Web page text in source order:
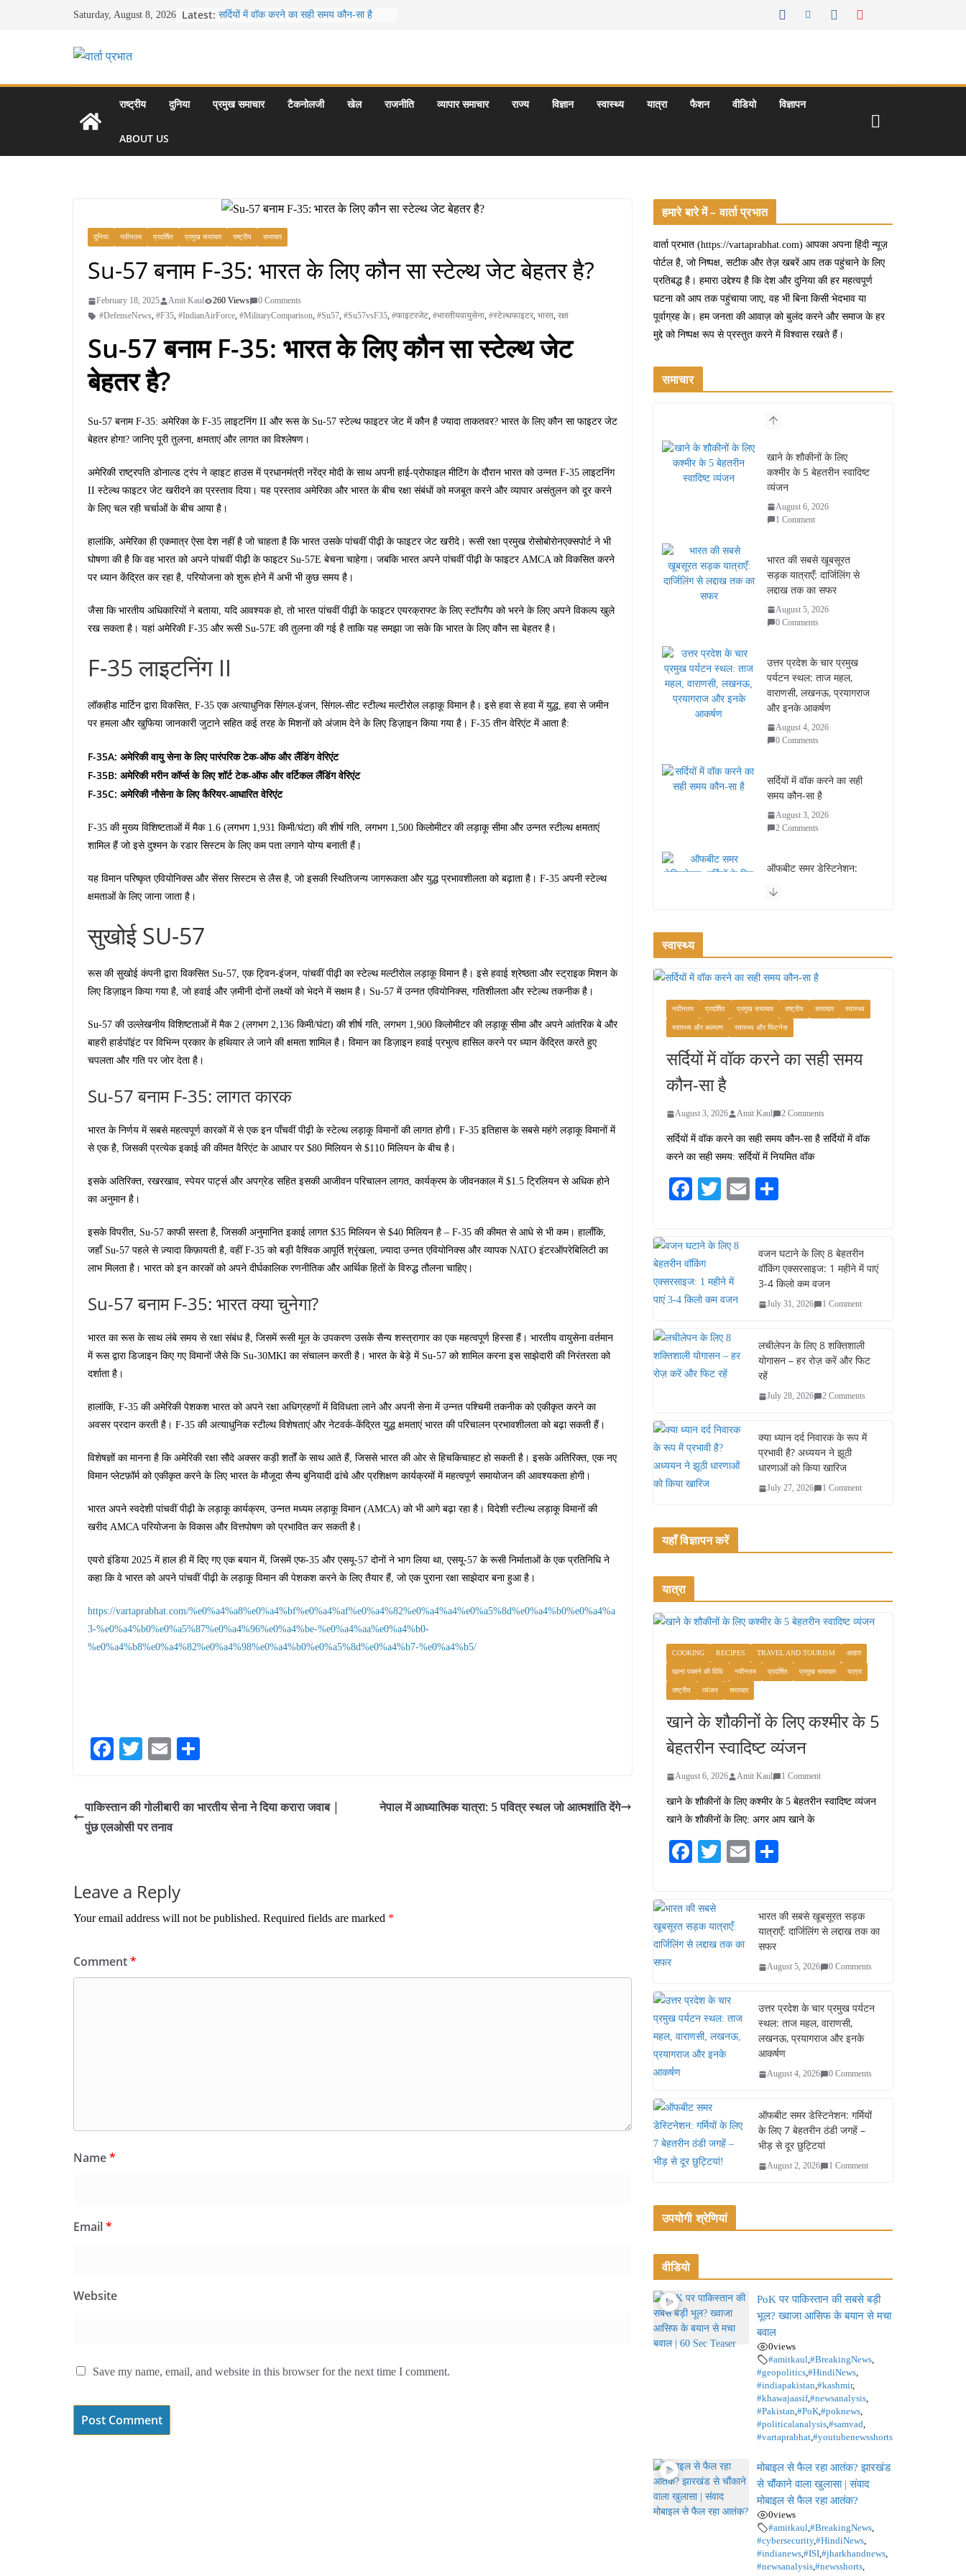
Saturday, August 8, 2026 Latest: सर्दियों में वॉक करने का सही समय कौन-सा है
भारत की सबसे खूबसूरत सड़क यात्राएँ: दार्जिलिंग
से लद्दाख तक का सफर
राष्ट्रीय दुनिया प्रमुख समाचार टैकनोलजी खेल राजनीति व्यापार समाचार राज्य विज्ञान स्वास्थ्य यात्रा फैशन वीडियो विज्ञापन
ABOUT US
दुनिया नवीनतम प्रदर्शित प्रमुख समाचार राष्ट्रीय समाचार
Su-57 बनाम F-35: भारत के लिए कौन सा स्टेल्थ जेट बेहतर है?
February 18, 2025 Amit Kaul 260 Views
0 Comments
#DefenseNews, #F35, #IndianAirForce, #MilitaryComparison, #Su57, #Su57vsF35, #फाइटरजेट, #भारतीयवायुसेना, #स्टेल्थफाइटर, भारत, रक्षा
Su-57 बनाम F-35: भारत के लिए कौन सा स्टेल्थ जेट
बेहतर है?
Su-57 बनाम F-35: अमेरिका के F-35 लाइटनिंग II और रूस के Su-57 स्टेल्थ फाइटर जेट में कौन है ज्यादा ताकतवर? भारत के लिए कौन सा फाइटर जेट
बेहतर होगा? जानिए पूरी तुलना, क्षमताएं और लागत का विश्लेषण।
अमेरिकी राष्ट्रपति डोनाल्ड ट्रंप ने व्हाइट हाउस में प्रधानमंत्री नरेंद्र मोदी के साथ अपनी हाई-प्रोफाइल मीटिंग के दौरान भारत को उन्नत F-35 लाइटनिंग
II स्टेल्थ फाइटर जेट खरीदने का प्रस्ताव दिया। यह प्रस्ताव अमेरिका और भारत के बीच रक्षा संबंधों को मजबूत करने और व्यापार असंतुलन को दूर करने
के लिए चल रही चर्चाओं के बीच आया है।
हालांकि, अमेरिका ही एकमात्र ऐसा देश नहीं है जो चाहता है कि भारत उसके पांचवीं पीढ़ी के फाइटर जेट खरीदे। रूसी रक्षा प्रमुख रोसोबोरोनएक्सपोर्ट ने भी
घोषणा की है कि वह भारत को अपने पांचवीं पीढ़ी के फाइटर Su-57E बेचना चाहेगा। जबकि भारत अपने पांचवीं पीढ़ी के फाइटर AMCA को विकसित करने
पर ध्यान केंद्रित कर रहा है, परियोजना को शुरू होने में अभी भी कुछ समय है।
जैसा कि भारतीय अधिकारियों ने बताया, यदि आवश्यक हो, तो भारत पांचवीं पीढ़ी के फाइटर एयरक्राफ्ट के लिए स्टॉपगैप को भरने के लिए अपने विकल्प खुले
रख सकता है। यहां अमेरिकी F-35 और रूसी Su-57E की तुलना की गई है ताकि यह समझा जा सके कि भारत के लिए कौन सा बेहतर है।
F-35 लाइटनिंग II
लॉकहीड मार्टिन द्वारा विकसित, F-35 एक अत्याधुनिक सिंगल-इंजन, सिंगल-सीट स्टील्थ मल्टीरोल लड़ाकू विमान है। इसे हवा से हवा में युद्ध, हवा से जमीन
पर हमला और खुफिया जानकारी जुटाने सहित कई तरह के मिशनों को अंजाम देने के लिए डिज़ाइन किया गया है। F-35 तीन वेरिएंट में आता है:
F-35A: अमेरिकी वायु सेना के लिए पारंपरिक टेक-ऑफ और लैंडिंग वेरिएंट
F-35B: अमेरिकी मरीन कॉर्प्स के लिए शॉर्ट टेक-ऑफ और वर्टिकल लैंडिंग वेरिएंट
F-35C: अमेरिकी नौसेना के लिए कैरियर-आधारित वेरिएंट
F-35 की मुख्य विशिष्टताओं में मैक 1.6 (लगभग 1,931 किमी/घंटा) की शीर्ष गति, लगभग 1,500 किलोमीटर की लड़ाकू सीमा और उन्नत स्टील्थ क्षमताएं
शामिल हैं जो इसे दुश्मन के रडार सिस्टम के लिए कम पता लगाने योग्य बनाती हैं।
यह विमान परिष्कृत एवियोनिक्स और सेंसर सिस्टम से लैस है, जो इसकी स्थितिजन्य जागरूकता और युद्ध प्रभावशीलता को बढ़ाता है। F-35 अपनी स्टेल्थ
क्षमताओं के लिए जाना जाता है।
सुखोई SU-57
रूस की सुखोई कंपनी द्वारा विकसित Su-57, एक ट्विन-इंजन, पांचवीं पीढ़ी का स्टेल्थ मल्टीरोल लड़ाकू विमान है। इसे हवाई श्रेष्ठता और स्ट्राइक मिशन के
लिए डिज़ाइन किया गया है, जो हवाई और ज़मीनी दोनों लक्ष्यों को भेदने में सक्षम है। Su-57 में उन्नत एवियोनिक्स, गतिशीलता और स्टेल्थ तकनीक है।
Su-57 की उल्लेखनीय विशिष्टताओं में मैक 2 (लगभग 2,136 किमी/घंटा) की शीर्ष गति, लगभग 1,900 किलोमीटर की लड़ाकू सीमा और अपने आंतरिक बे और
बाहरी हार्डपॉइंट पर विभिन्न प्रकार के हथियार ले जाने की क्षमता शामिल है। विमान का डिज़ाइन हवाई प्रभुत्व हासिल करने पर ध्यान केंद्रित करते हुए
चपलता और गति पर जोर देता है।
Su-57 बनाम F-35: लागत कारक
भारत के निर्णय में सबसे महत्वपूर्ण कारकों में से एक इन पाँचवीं पीढ़ी के स्टेल्थ लड़ाकू विमानों की लागत होगी। F-35 इतिहास के सबसे महंगे लड़ाकू विमानों में
से एक है, जिसकी प्रत्येक इकाई की कीमत वैरिएंट के आधार पर $80 मिलियन से $110 मिलियन के बीच है।
इसके अतिरिक्त, रखरखाव, स्पेयर पार्ट्स और अपग्रेड सहित इसकी आजीवन परिचालन लागत, कार्यक्रम के जीवनकाल में $1.5 ट्रिलियन से अधिक होने
का अनुमान है।
इसके विपरीत, Su-57 काफी सस्ता है, जिसकी अनुमानित इकाई लागत $35 मिलियन से $40 मिलियन है – F-35 की कीमत से आधे से भी कम। हालाँकि,
जहाँ Su-57 पहले से ज़्यादा किफ़ायती है, वहीं F-35 को बड़ी वैश्विक आपूर्ति श्रृंखला, ज़्यादा उन्नत एवियोनिक्स और व्यापक NATO इंटरऑपरेबिलिटी का
लाभ मिलता है। भारत को इन कारकों को अपने दीर्घकालिक रणनीतिक और आर्थिक हितों के विरुद्ध तौलना चाहिए।
Su-57 बनाम F-35: भारत क्या चुनेगा?
भारत का रूस के साथ लंबे समय से रक्षा संबंध है, जिसमें रूसी मूल के उपकरण उसके सैन्य शस्त्रागार का एक महत्वपूर्ण हिस्सा हैं। भारतीय वायुसेना वर्तमान
में रूस द्वारा डिजाइन किए गए विमानों जैसे कि Su-30MKI का संचालन करती है। भारत के बेड़े में Su-57 को शामिल करना इस साझेदारी की निरंतरता को
दर्शाता है।
हालांकि, F-35 की अमेरिकी पेशकश भारत को अपने रक्षा अधिग्रहणों में विविधता लाने और अपनी सेना में उन्नत पश्चिमी तकनीक को एकीकृत करने का
अवसर प्रदान करती है। F-35 की अत्याधुनिक स्टील्थ विशेषताएं और नेटवर्क-केंद्रित युद्ध क्षमताएं भारत की परिचालन प्रभावशीलता को बढ़ा सकती हैं।
विशेषज्ञों का मानना ​​है कि अमेरिकी रक्षा सौदे अक्सर कड़ी शर्तों के साथ आते हैं, जिससे भारत की ओर से हिचकिचाहट हो सकती है। इसके अतिरिक्त, एक नए
विमान प्लेटफ़ॉर्म को एकीकृत करने के लिए भारत के मौजूदा सैन्य बुनियादी ढांचे और प्रशिक्षण कार्यक्रमों में महत्वपूर्ण समायोजन की आवश्यकता होगी।
भारत अपने स्वदेशी पांचवीं पीढ़ी के लड़ाकू कार्यक्रम, उन्नत मध्यम लड़ाकू विमान (AMCA) को भी आगे बढ़ा रहा है। विदेशी स्टील्थ लड़ाकू विमानों की
खरीद AMCA परियोजना के विकास और वित्तपोषण को प्रभावित कर सकती है।
एयरो इंडिया 2025 में हाल ही में दिए गए एक बयान में, जिसमें एफ-35 और एसयू-57 दोनों ने भाग लिया था, एसयू-57 के रूसी निर्माताओं के एक प्रतिनिधि ने
कहा कि वे भारत को अपने पांचवीं पीढ़ी के लड़ाकू विमान की पेशकश करने के लिए तैयार हैं, जो एक पुराना रक्षा साझेदार बना हुआ है।
https://vartaprabhat.com/%e0%a4%a8%e0%a4%bf%e0%a4%af%e0%a4%82%e0%a4%a4%e0%a5%8d%e0%a4%b0%e0%a4%a
3-%e0%a4%b0%e0%a5%87%e0%a4%96%e0%a4%be-%e0%a4%aa%e0%a4%b0-
%e0%a4%b8%e0%a4%82%e0%a4%98%e0%a4%b0%e0%a5%8d%e0%a4%b7-%e0%a4%b5/
Fa
bo
ok
T
tte
r
E
ail
re
पाकिस्तान की गोलीबारी का भारतीय सेना ने दिया करारा जवाब |
पुंछ एलओसी पर तनाव
नेपाल में आध्यात्मिक यात्रा: 5 पवित्र स्थल जो आत्मशांति देंगे
Leave a Reply
Your email address will not be published. Required fields are marked *
Comment*
Name*
Email*
Website
Save my name, email, and website in this browser for the next time I comment.
हमारे बारे में – वार्ता प्रभात
वार्ता प्रभात (https://vartaprabhat.com) आपका अपना हिंदी न्यूज़
पोर्टल है, जो निष्पक्ष, सटीक और तेज़ खबरें आप तक पहुंचाने के लिए
प्रतिबद्ध है। हमारा उद्देश्य है कि देश और दुनिया की हर महत्वपूर्ण
घटना को आप तक पहुंचाया जाए, वह भी बिना किसी भेदभाव या
पूर्वाग्रह के। हम जनता की आवाज़ को बुलंद करने और समाज के हर
मुद्दे को निष्पक्ष रूप से प्रस्तुत करने में विश्वास रखते हैं।
समाचार
खाने के शौकीनों के लिए
कश्मीर के 5 बेहतरीन स्वादिष्ट
व्यंजन
August 6, 2026
1 Comment
भारत की सबसे खूबसूरत
सड़क यात्राएँ: दार्जिलिंग से
लद्दाख तक का सफर
August 5, 2026
0 Comments
उत्तर प्रदेश के चार प्रमुख
पर्यटन स्थल: ताज महल,
वाराणसी, लखनऊ, प्रयागराज
और इनके आकर्षण
August 4, 2026
0 Comments
सर्दियों में वॉक करने का सही
समय कौन-सा है
August 3, 2026
2 Comments
ऑफबीट समर डेस्टिनेशन:
जगहें – भीड़ से दूर छुट्टियां
कश्मीर यात्रा गाइड:
प्राकृतिक सुंदरता और
स्वादिष्ट भोजन का अनूठा संगम
August 1, 2026
1 Comment
16 ज़रूरी कीबोर्ड शॉर्टकट्स
जो आपकी उत्पादकता को
दोगुना कर देंगे
स्वास्थ्य
नवीनतम प्रदर्शित प्रमुख समाचार राष्ट्रीय समाचार स्वास्थ्य
स्वास्थ्य और कल्याण स्वास्थ्य और फिटनेस
सर्दियों में वॉक करने का सही समय
कौन-सा है
August 3, 2026 Amit Kaul 2 Comments
सर्दियों में वॉक करने का सही समय कौन-सा है सर्दियों में वॉक
करने का सही समय: सर्दियों में नियमित वॉक
Fa
bo
ok
T
tte
r
E
वजन घटाने के लिए 8 बेहतरीन
वॉकिंग एक्सरसाइज: 1 महीने में पाएं
3-4 किलो कम वजन
July 31, 2026 1 Comment
लचीलेपन के लिए 8 शक्तिशाली
योगासन – हर रोज़ करें और फिट
रहें
July 28, 2026 2 Comments
क्या ध्यान दर्द निवारक के रूप में
प्रभावी है? अध्ययन ने झूठी
धारणाओं को किया खारिज
July 27, 2026 1 Comment
यहाँ विज्ञापन करें
यात्रा
COOKING RECIPES TRAVEL AND TOURISM आहार
खाना पकाने की विधि नवीनतम प्रदर्शित प्रमुख समाचार यात्रा
राष्ट्रीय व्यंजन समाचार
खाने के शौकीनों के लिए कश्मीर के 5
बेहतरीन स्वादिष्ट व्यंजन
August 6, 2026 Amit Kaul 1 Comment
खाने के शौकीनों के लिए कश्मीर के 5 बेहतरीन स्वादिष्ट व्यंजन
खाने के शौकीनों के लिए: अगर आप खाने के
Fa
bo
ok
T
r
E
भारत की सबसे खूबसूरत सड़क
यात्राएँ: दार्जिलिंग से लद्दाख तक का
सफर
August 5, 2026 0 Comments
उत्तर प्रदेश के चार प्रमुख पर्यटन
स्थल: ताज महल, वाराणसी,
लखनऊ, प्रयागराज और इनके
आकर्षण
August 4, 2026 0 Comments
ऑफबीट समर डेस्टिनेशन: गर्मियों
के लिए 7 बेहतरीन ठंडी जगहें –
भीड़ से दूर छुट्टियां
August 2, 2026 1 Comment
उपयोगी श्रेणियां
वीडियो
PoK पर पाकिस्तान की सबसे बड़ी
भूल? ख्वाजा आसिफ के बयान से मचा
बवाल
0views
#amitkaul,#BreakingNews,
#geopolitics,#HindiNews,
#indiapakistan,#kashmir,
#khawajaasif,#newsanalysis,
#Pakistan,#PoK,#poknews,
#politicalanalysis,#samvad,
#vartaprabhat,#youtubenewsshorts
मोबाइल से फैल रहा आतंक? झारखंड
से चौंकाने वाला खुलासा | संवाद
मोबाइल से फैल रहा आतंक?
0views
#amitkaul,#BreakingNews,
#cybersecurity,#HindiNews,
#indianews,#ISI,#jharkhandnews,
#newsanalysis,#newsshorts,